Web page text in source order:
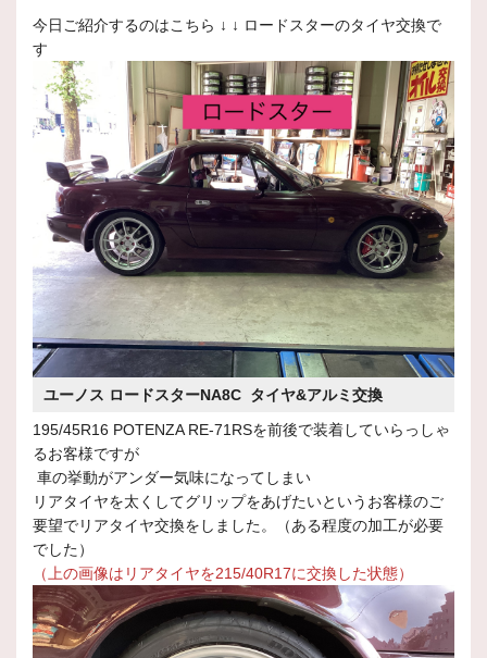
今日ご紹介するのはこちら ↓ ↓ ロードスターのタイヤ交換で
す
ユーノス ロードスターNA8C タイヤ&アルミ交換
195/45R16 POTENZA RE-71RSを前後で装着していらっしゃ
るお客様ですが
車の挙動がアンダー気味になってしまい
リアタイヤを太くしてグリップをあげたいというお客様のご
要望でリアタイヤ交換をしました。（ある程度の加工が必要
でした）
（上の画像はリアタイヤを215/40R17に交換した状態）